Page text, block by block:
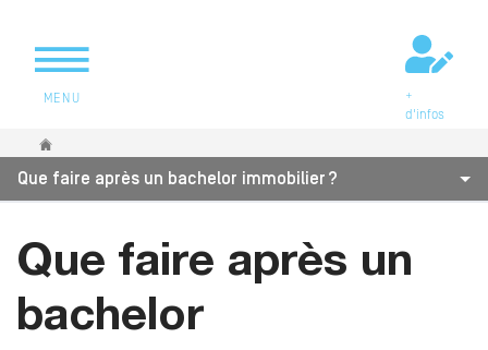
MENU
+
d'infos
Vous êtes ici
Que faire après un bachelor immobilier ?
Que faire après un
bachelor